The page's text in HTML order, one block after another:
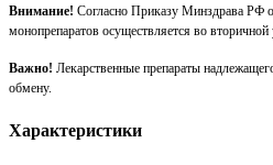
Внимание! Согласно Приказу Минздрава РФ
монопрепаратов осуществляется во вторичной
Важно! Лекарственные препараты
обмену.
Характеристики